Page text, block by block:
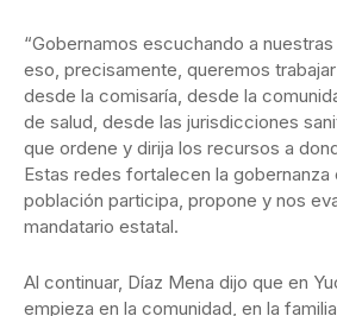
“Gobernamos escuchando a
eso, precisamente, queremos
desde la comisaría, desde la
de salud, desde las jurisdicciones
que ordene y dirija los recursos a
Estas redes fortalecen la gobernanza
población participa, propone y nos
mandatario estatal.
Al continuar, Díaz Mena dijo que en
empieza en la comunidad, en la